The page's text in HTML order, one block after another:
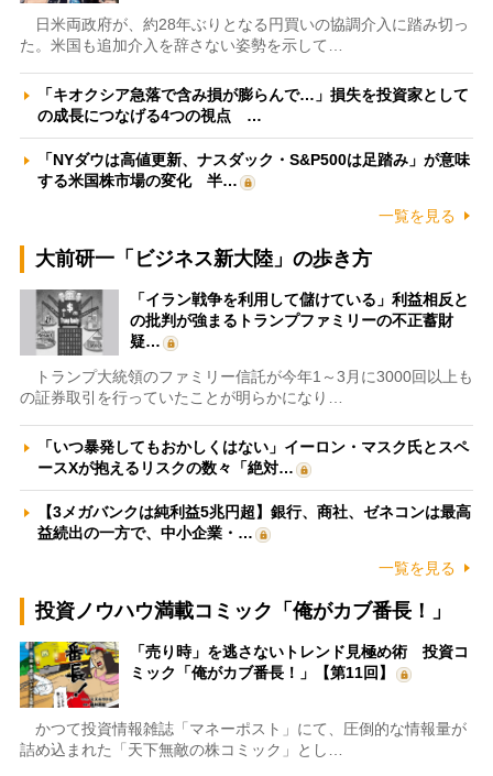
日米両政府が、約28年ぶりとなる円買いの協調介入に踏み切っ
た。米国も追加介入を辞さない姿勢を示して…
「キオクシア急落で含み損が膨らんで…」損失を投資家として
の成長につなげる4つの視点 …
「NYダウは高値更新、ナスダック・S&P500は足踏み」が意味
する米国株市場の変化 半…
一覧を見る
大前研一「ビジネス新大陸」の歩き方
「イラン戦争を利用して儲けている」利益相反と
の批判が強まるトランプファミリーの不正蓄財
疑…
トランプ大統領のファミリー信託が今年1～3月に3000回以上も
の証券取引を行っていたことが明らかになり…
「いつ暴発してもおかしくはない」イーロン・マスク氏とスペ
ースXが抱えるリスクの数々「絶対…
【3メガバンクは純利益5兆円超】銀行、商社、ゼネコンは最高
益続出の一方で、中小企業・…
一覧を見る
投資ノウハウ満載コミック「俺がカブ番長！」
「売り時」を逃さないトレンド見極め術 投資コ
ミック「俺がカブ番長！」【第11回】
かつて投資情報雑誌「マネーポスト」にて、圧倒的な情報量が
詰め込まれた「天下無敵の株コミック」とし…